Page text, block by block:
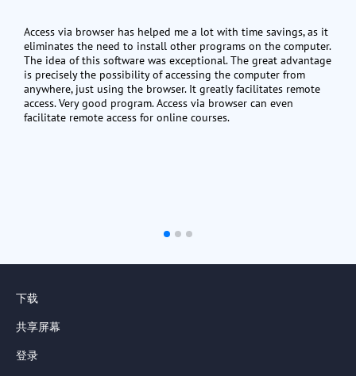
Access via browser has helped me a lot with time savings, as it
eliminates the need to install other programs on the computer.
The idea of this software was exceptional. The great advantage
is precisely the possibility of accessing the computer from
anywhere, just using the browser. It greatly facilitates remote
access. Very good program. Access via browser can even
facilitate remote access for online courses.
下载
共享屏幕
登录